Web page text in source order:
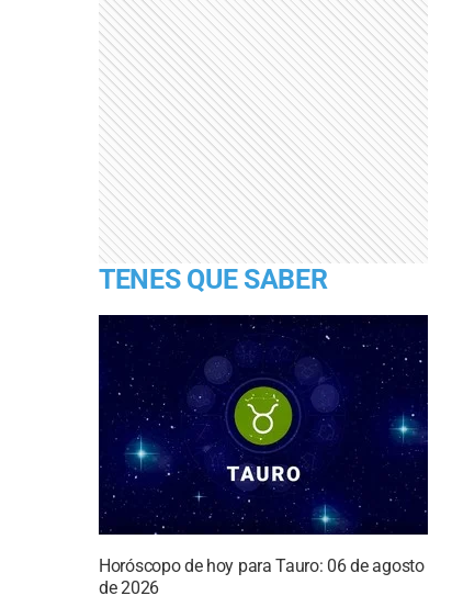
TENES QUE SABER
Horóscopo de hoy para Tauro: 06 de agosto
de 2026